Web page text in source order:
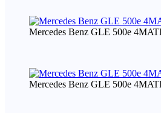
Mercedes Benz GLE 500e
Mercedes Benz GLE 500e